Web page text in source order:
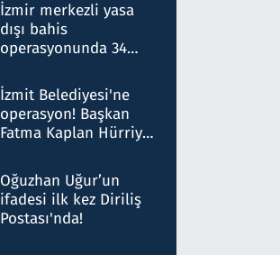
hakkında gözaltı kararı
İzmir merkezli yasa
dışı bahis
operasyonunda 34
Milyar liralık para
trafiği tespit edildi
İzmit Belediyesi'ne
operasyon! Başkan
Fatma Kaplan Hürriyet
Oğuzhan Uğur’un
ifadesi ilk kez Diriliş
Postası'nda!